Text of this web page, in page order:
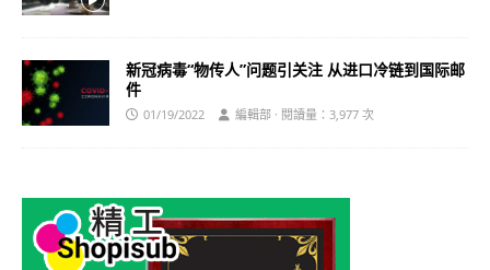
新冠病毒“物传人”问题引关注 从进口冷链到国际邮
件
01/19/2022 編輯部 · 閱讀量：3,977 次